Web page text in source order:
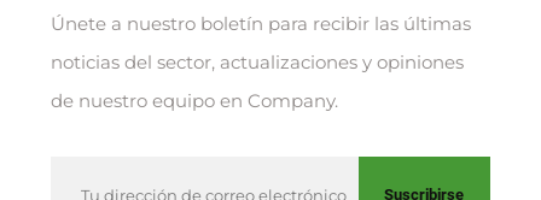
Únete a nuestro boletín para recibir las últimas
noticias del sector, actualizaciones y opiniones
de nuestro equipo en Company.
Suscribirse